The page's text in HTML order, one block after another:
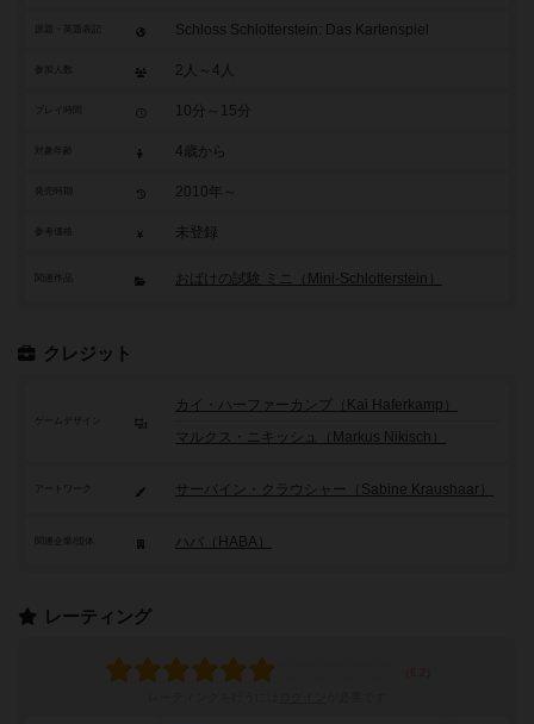
Schloss Schlotterstein: Das Kartenspiel
参加人数 2人～4人
10分～15分
4歳から
2010年～
参考価格 未登録
関連作品 おばけの試験 ミニ（Mini-Schlotterstein）
クレジット
ゲームデザイン
カイ・ハーファーカンプ（Kai Haferkamp）
マルクス・ニキッシュ（Markus Nikisch）
アートワーク サーバイン・クラウシャー（Sabine Kraushaar）
ハバ（HABA）
レーティング